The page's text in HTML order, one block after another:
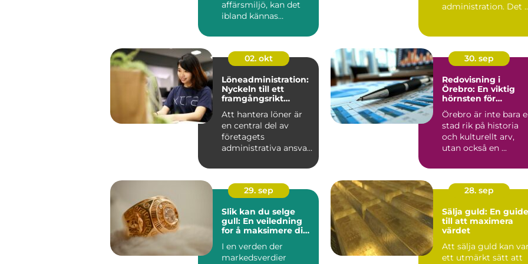
affärsmiljö, kan det
ibland kännas
administration. Det
02. okt
Löneadministration:
Nyckeln till ett
framgångsrikt
Att hantera löner är
en central del av
företagets
administrativa ansvar
30. sep
Redovisning i
Örebro: En viktig
hörnsten för
Örebro är inte bara
stad rik på historia
och kulturellt arv,
utan också en ...
29. sep
Slik kan du selge
gull: En veiledning
for å maksimere din
I en verden der
markedsverdier
28. sep
Sälja guld: En guide
till att maximera
värdet
Att sälja guld kan
ett utmärkt sätt att